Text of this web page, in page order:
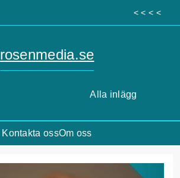
< < < <
rosenmedia.se
Alla inlägg
Kontakta ossOm oss